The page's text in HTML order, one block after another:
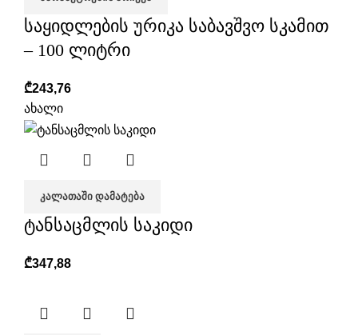
საყიდლების ურიკა საბავშვო სკამით
– 100 ლიტრი
₾243,76
ახალი
ᲙᲐᲚᲐᲗᲐᲨᲘ ᲓᲐᲛᲐᲢᲔᲑᲐ
ტანსაცმლის საკიდი
₾347,88